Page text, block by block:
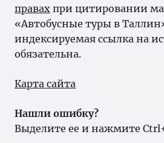
правах при цитировании
«Автобусные туры в
индексируемая ссылка на
обязательна.
Карта сайта
Нашли ошибку?
Выделите ее и нажмите